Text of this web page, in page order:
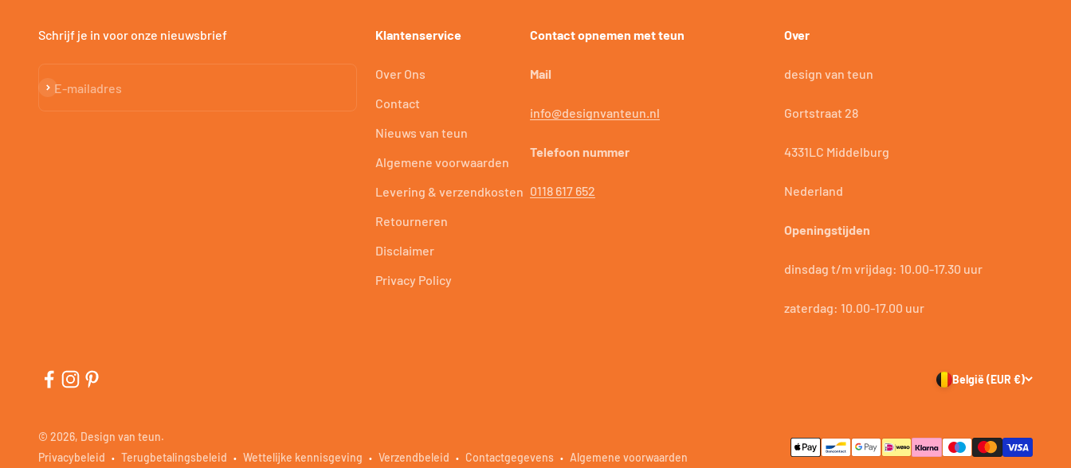
Schrijf je in voor onze nieuwsbrief
E-mailadres
Abonneren
Klantenservice
Over Ons
Contact
Nieuws van teun
Algemene voorwaarden
Levering & verzendkosten
Retourneren
Disclaimer
Privacy Policy
Contact opnemen met teun
Mail
info@designvanteun.nl
Telefoon nummer
0118 617 652
Over
design van teun
Gortstraat 28
4331LC Middelburg
Nederland
Openingstijden
dinsdag t/m vrijdag: 10.00-17.30 uur
zaterdag: 10.00-17.00 uur
België (EUR €)
© 2026, Design van teun.
Privacybeleid
Terugbetalingsbeleid Wettelijke kennisgeving Verzendbeleid Contactgegevens Algemene voorwaarden